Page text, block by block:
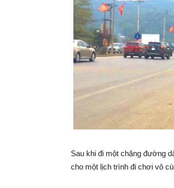
Sau khi đi một chặng đường
cho một lịch trình đi chơi vô